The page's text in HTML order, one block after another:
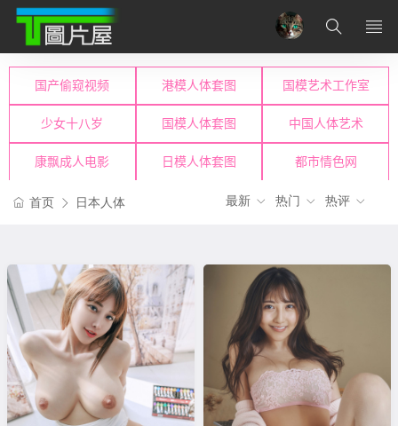
首页 日本人体 最新 热门 热评